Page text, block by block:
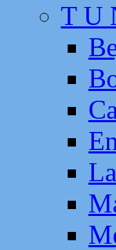
T U